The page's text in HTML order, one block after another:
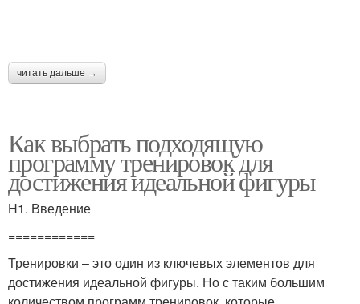
читать дальше →
Как выбрать подходящую
программу тренировок для
достижения идеальной фигуры
H1. Введение
============
Тренировки – это один из ключевых элементов для
достижения идеальной фигуры. Но с таким большим